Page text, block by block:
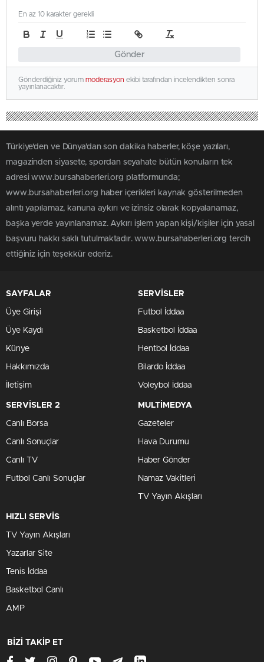
Gönder
En az 10 karakter gerekli
Gönderdiğiniz yorum moderasyon ekibi tarafından incelendikten sonra
yayınlanacaktır.
Türkiye'den ve Dünya’dan son dakika haberler, köşe yazıları,
magazinden siyasete, spordan seyahate bütün konuların tek
adresi www.bursahaberleri.org platformunda;
www.bursahaberleri.org haber içerikleri kaynak gösterilmeden
alıntı yapılamaz, kanuna aykırı ve izinsiz olarak kopyalanamaz,
başka yerde yayınlanamaz. Aykırı işlem yapan kişi/kişiler için yasal
başvuru hakkı saklı tutulmaktadır. www.bursahaberleri.org tercih
ettiğiniz için teşekkür ederiz.
SAYFALAR
Üye Girişi
Üye Kaydı
Künye
Hakkımızda
İletişim
SERVİSLER
Futbol İddaa
Basketbol İddaa
Hentbol İddaa
Bilardo İddaa
Voleybol İddaa
SERVİSLER 2
Canlı Borsa
Canlı Sonuçlar
Canlı TV
Futbol Canlı Sonuçlar
MULTİMEDYA
Gazeteler
Hava Durumu
Haber Gönder
Namaz Vakitleri
TV Yayın Akışları
HIZLI SERVİS
TV Yayın Akışları
Yazarlar Site
Tenis İddaa
Basketbol Canlı
AMP
BİZİ TAKİP ET